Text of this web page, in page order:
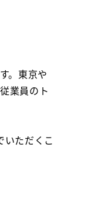
。東京や
業員のト
いただくこ